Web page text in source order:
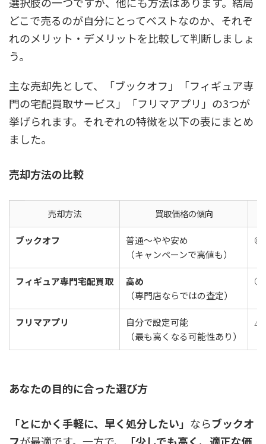
どこで売るのが自分にとってベストなのか、それぞ
れのメリット・デメリットを比較して判断しましょ
う。
主な売却先として、「ブックオフ」「フィギュア専
門の宅配買取サービス」「フリマアプリ」の3つが
挙げられます。それぞれの特徴を以下の表にまとめ
ました。
売却方法の比較
売却方法 買取価格の傾向
ブックオフ
普通～やや安め
（キャンペーンで高値も）
◎
フィギュア専門宅配買取
高め
（専門店ならではの査定）
○
フリマアプリ
自分で設定可能
（最も高くなる可能性あり）
△
あなたの目的に合った選び方
「とにかく手軽に、早く処分したい」 ならブックオ